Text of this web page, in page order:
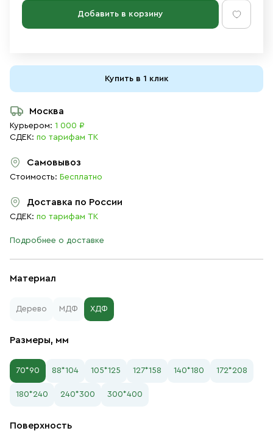
Материал
Дерево МДФ ХДФ
Размеры, мм
70*90 88*104 105*125 127*158 140*180 172*208
180*240 240*300 300*400
Поверхность
Добавить в корзину
Купить в 1 клик
Москва
Курьером: 1 000 ₽
СДЕК: по тарифам ТК
Самовывоз
Стоимость: Бесплатно
Доставка по России
СДЕК: по тарифам ТК
Подробнее о доставке